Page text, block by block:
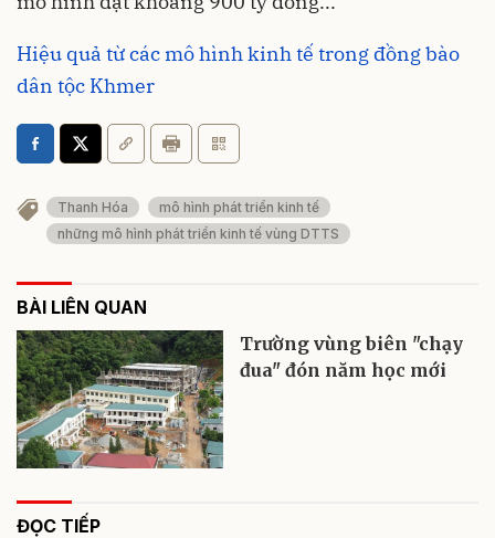
Hiệu quả từ các mô hình kinh tế trong đồng bào
dân tộc Khmer
Thanh Hóa
mô hình phát triển kinh tế
những mô hình phát triển kinh tế vùng DTTS
BÀI LIÊN QUAN
Trường vùng biên "chạy
đua" đón năm học mới
ĐỌC TIẾP